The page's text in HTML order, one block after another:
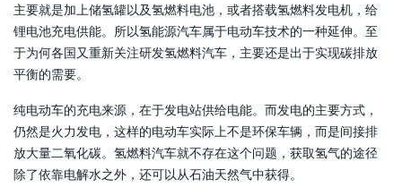
主要就是加上储氢罐以及氢燃料电池，或者搭载氢燃料发电机，给
锂电池充电供能。所以氢能源汽车属于电动车技术的一种延伸。至
于为何各国又重新关注研发氢燃料汽车，主要还是出于实现碳排放
平衡的需要。
纯电动车的充电来源，在于发电站供给电能。而发电的主要方式，
仍然是火力发电，这样的电动车实际上不是环保车辆，而是间接排
放大量二氧化碳。氢燃料汽车就不存在这个问题，获取氢气的途径
除了依靠电解水之外，还可以从石油天然气中获得。